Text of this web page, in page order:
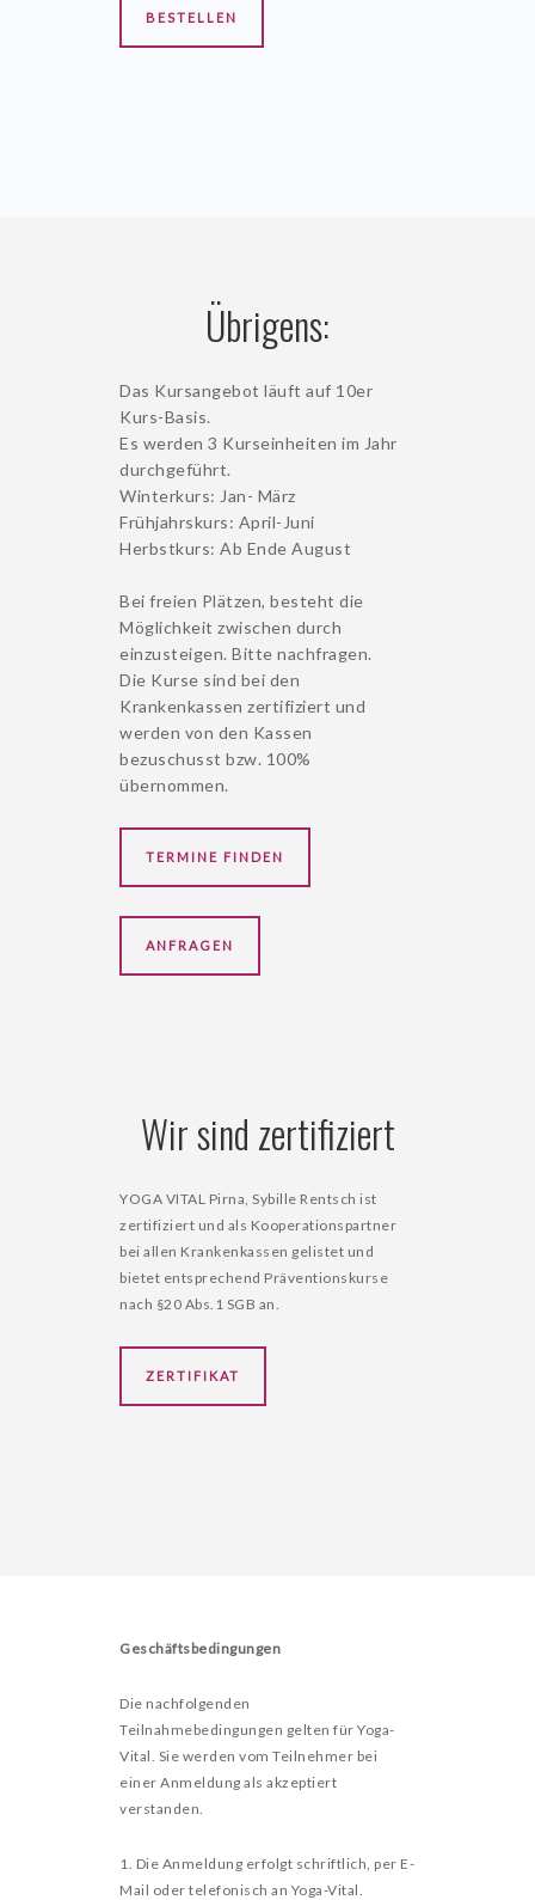
BESTELLEN
Übrigens:
Das Kursangebot läuft auf 10er
Kurs-Basis.
Es werden 3 Kurseinheiten im Jahr
durchgeführt.
Winterkurs: Jan- März
Frühjahrskurs: April-Juni
Herbstkurs: Ab Ende August
Bei freien Plätzen, besteht die
Möglichkeit zwischen durch
einzusteigen. Bitte nachfragen.
Die Kurse sind bei den
Krankenkassen zertifiziert und
werden von den Kassen
bezuschusst bzw. 100%
übernommen.
TERMINE FINDEN
ANFRAGEN
Wir sind zertifiziert
YOGA VITAL Pirna, Sybille Rentsch ist
zertifiziert und als Kooperationspartner
bei allen Krankenkassen gelistet und
bietet entsprechend Präventionskurse
nach §20 Abs.1 SGB an.
ZERTIFIKAT
Geschäftsbedingungen
Die nachfolgenden
Teilnahmebedingungen gelten für Yoga-
Vital. Sie werden vom Teilnehmer bei
einer Anmeldung als akzeptiert
verstanden.
1. Die Anmeldung erfolgt schriftlich, per E-
Mail oder telefonisch an Yoga-Vital.